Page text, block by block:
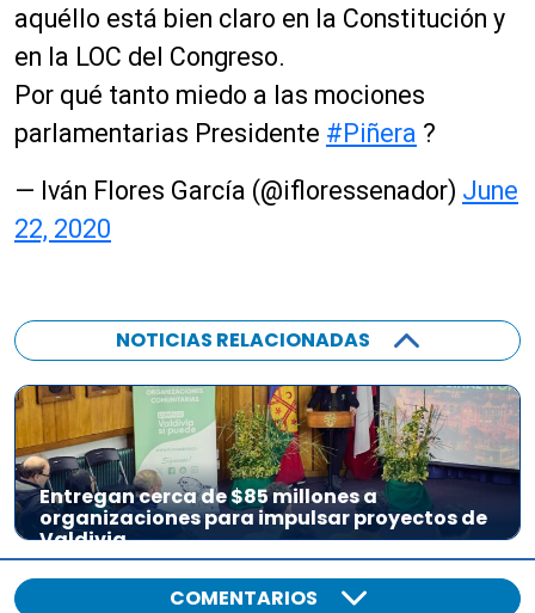
aquéllo está bien claro en la Constitución y
en la LOC del Congreso.
Por qué tanto miedo a las mociones
parlamentarias Presidente #Piñera ?
— Iván Flores García (@ifloressenador) June
22, 2020
NOTICIAS RELACIONADAS
Entregan cerca de $85 millones a
organizaciones para impulsar proyectos de
Valdivia
COMENTARIOS